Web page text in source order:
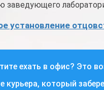
заведующего
установление
ехать в офис? Это
курьера, который